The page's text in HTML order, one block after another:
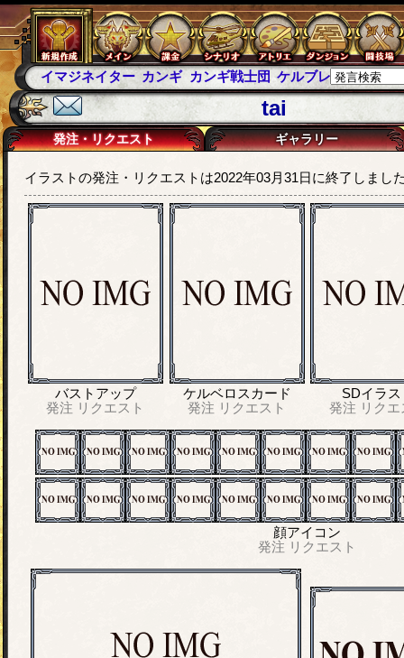
イマジネイター カンギ カンギ戦士団 ケルブレ ケルベロ
tai
発注・リクエスト ギャラリー
イラストの発注・リクエストは2022年03月31日に終了しまし
バストアップ
発注 リクエスト
ケルベロスカード
発注 リクエスト
SDイラス
発注 リク
顔アイコン
発注 リクエスト